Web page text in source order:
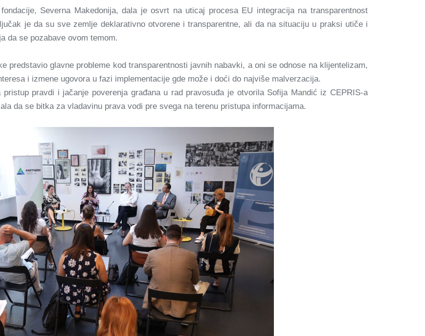
Severna Makedonija, dala je osvrt na uticaj procesa EU integracija na transparentnost
je da su sve zemlje deklarativno otvorene i transparentne, ali da na situaciju u praksi utiče i
da se pozabave ovom temom.
predstavio glavne probleme kod transparentnosti javnih nabavki, a oni se odnose na klijentelizam,
i izmene ugovora u fazi implementacije gde može i doći do najviše malverzacija.
pravdi i jačanje poverenja građana u rad pravosuđa je otvorila Sofija Mandić iz CEPRIS-a
da se bitka za vladavinu prava vodi pre svega na terenu pristupa informacijama.